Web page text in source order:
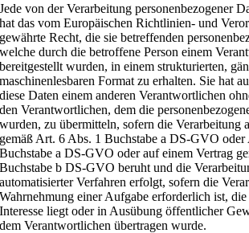
Jede von der Verarbeitung personenbezogener
hat das vom Europäischen Richtlinien- und
gewährte Recht, die sie betreffenden
welche durch die betroffene Person einem
bereitgestellt wurden, in einem strukturierten,
maschinenlesbaren Format zu erhalten. Sie hat
diese Daten einem anderen Verantwortlichen
den Verantwortlichen, dem die
wurden, zu übermitteln, sofern die
gemäß Art. 6 Abs. 1 Buchstabe a DS-GVO oder
Buchstabe a DS-GVO oder auf einem Vertrag
Buchstabe b DS-GVO beruht und die
automatisierter Verfahren erfolgt, sofern die
Wahrnehmung einer Aufgabe erforderlich ist,
Interesse liegt oder in Ausübung öffentlicher
dem Verantwortlichen übertragen wurde.